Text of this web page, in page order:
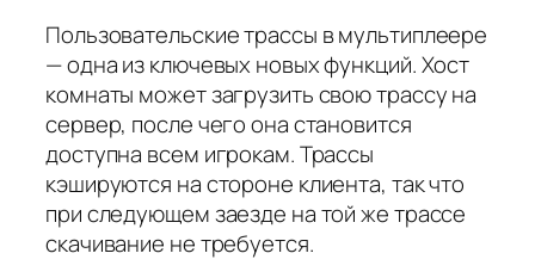
Пользовательские трассы в мультиплеере
— одна из ключевых новых функций. Хост
комнаты может загрузить свою трассу на
сервер, после чего она становится
доступна всем игрокам. Трассы
кэшируются на стороне клиента, так что
при следующем заезде на той же трассе
скачивание не требуется.